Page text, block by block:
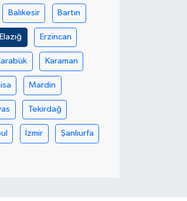
Balıkesir Bartın
Elazığ Erzincan
Karaman
Mardin
Tekirdağ
İzmir Şanlıurfa